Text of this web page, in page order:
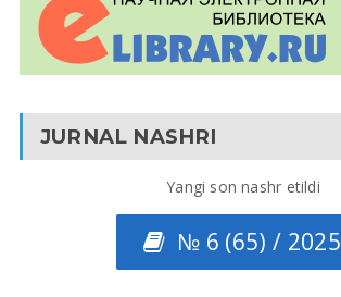
JURNAL NASHRI
Yangi son nashr etildi
№ 6 (65) / 2025